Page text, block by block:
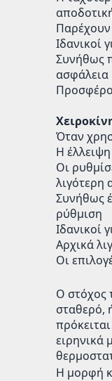
Παρέχουν
Ιδανικοί
Συνήθως
ασφάλεια
Όταν
Η
Οι
λιγότερη
Συνήθως
ρύθμιση
Ιδανικοί
Αρχικά
Οι
Ο στόχος
σταθερό,
ειρηνικά
Η μορφή